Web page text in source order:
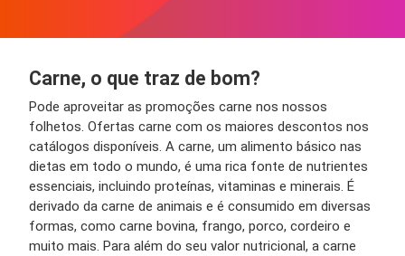
Carne, o que traz de bom?
Pode aproveitar as promoções carne nos nossos
folhetos. Ofertas carne com os maiores descontos nos
catálogos disponíveis. A carne, um alimento básico nas
dietas em todo o mundo, é uma rica fonte de nutrientes
essenciais, incluindo proteínas, vitaminas e minerais. É
derivado da carne de animais e é consumido em diversas
formas, como carne bovina, frango, porco, cordeiro e
muito mais. Para além do seu valor nutricional, a carne